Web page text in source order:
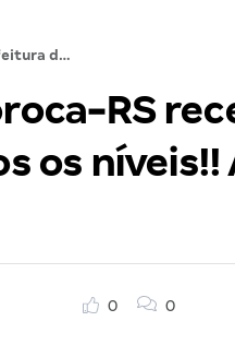
Prefeitura de Bossoroca-RS recebe inscrições para todos os níveis!! Até R$ 10,3mil!
RS
os níveis!!
0 0